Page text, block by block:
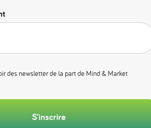
des newsletter de la part de Mind & Market
S'inscrire